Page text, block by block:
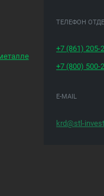
ТЕЛЕФОН
+7 (861)205-
+7 (800) 500-
E-MAIL
krd@stl-